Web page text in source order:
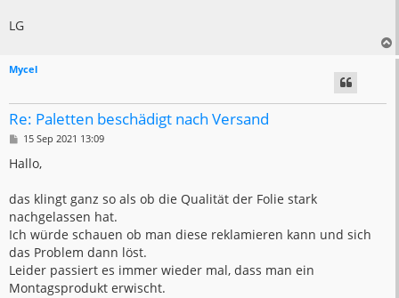
LG
Mycel
Re: Paletten beschädigt nach Versand
B
i
t
a
g
15 Sep 2021 13:09
Hallo,
das klingt ganz so als ob die Qualität der Folie stark
nachgelassen hat.
Ich würde schauen ob man diese reklamieren kann und sich
das Problem dann löst.
Leider passiert es immer wieder mal, dass man ein
Montagsprodukt erwischt.